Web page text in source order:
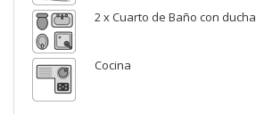
2 x Cuarto de Baño con ducha
Cocina